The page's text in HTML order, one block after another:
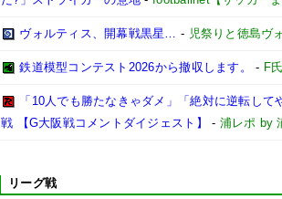
ヴォルティス、開幕戦黒星… - 児祭りと徳島ヴ
鉄道模型コンテスト2026から撤収します。 - F
「10人でも勝たなきゃダメ」「絶対に逆転し
戦 【G大阪戦コメントダイジェスト】
- 浦レポ by
リーグ戦